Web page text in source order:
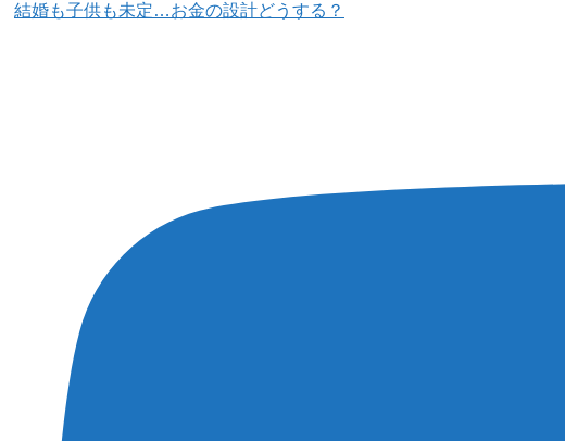
結婚も子供も未定…お金の設計どうする？